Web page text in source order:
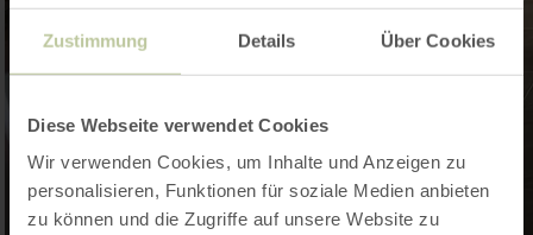
Zustimmung Details Über Cookies
Diese Webseite verwendet Cookies
Wir verwenden Cookies, um Inhalte und Anzeigen zu
personalisieren, Funktionen für soziale Medien anbieten
zu können und die Zugriffe auf unsere Website zu